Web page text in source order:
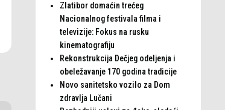
Zlatibor domaćin trećeg
Nacionalnog festivala filma i
televizije: Fokus na rusku
kinematografiju
Rekonstrukcija Dečjeg odeljenja i
obeležavanje 170 godina tradicije
Novo sanitetsko vozilo za Dom
zdravlja Lučani